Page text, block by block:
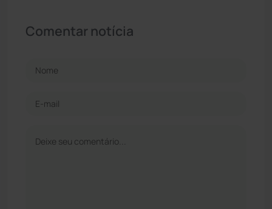
Comentar notícia